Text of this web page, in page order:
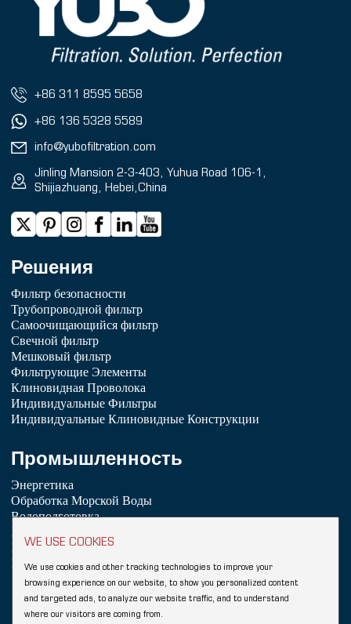
WE USE COOKIES
We use cookies and other tracking technologies to improve your
browsing experience on our website, to show you personalized content
and targeted ads, to analyze our website traffic, and to understand
where our visitors are coming from.
+86 311 8595 5658
+86 136 5328 5589
info@yubofiltration.com
Jinling Mansion 2-3-403, Yuhua Road 106-1,
Shijiazhuang, Hebei,China
Решения
Фильтр безопасности
Трубопроводной фильтр
Самоочищающийся фильтр
Свечной фильтр
Мешковый фильтр
Фильтрующие Элементы
Клиновидная Проволока
Индивидуальные Фильтры
Индивидуальные Клиновидные Конструкции
Промышленность
Энергетика
Обработка Морской Воды
Водоподготовка
Химическая Промышленность
Нефтепереработка
Пищевая промышленность и напитки
Copyright © 2026 Hebei YUBO Filtration Equipment Co.,Ltd.
Sitemap